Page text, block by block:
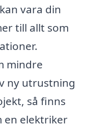
vara din
till allt som
mindre
ny utrustning
så finns
en elektriker